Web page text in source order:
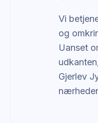
Vi
og
Uanset
Gjerlev